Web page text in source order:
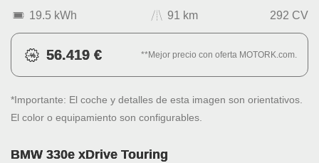
19.5 kWh 91 km 292 CV
56.419 € **Mejor precio con oferta MOTORK.com.
*Importante: El coche y detalles de esta imagen son orientativos.
El color o equipamiento son configurables.
BMW 330e xDrive Touring